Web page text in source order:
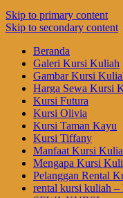
Skip to primary content
Skip to secondary content
Beranda
Galeri Kursi Kuliah
Gambar Kursi
Harga Sewa Kursi
Kursi Futura
Kursi Olivia
Kursi Taman Kayu
Kursi Tiffany
Manfaat Kursi
Mengapa Kursi
Pelanggan Rental
rental kursi kuliah –